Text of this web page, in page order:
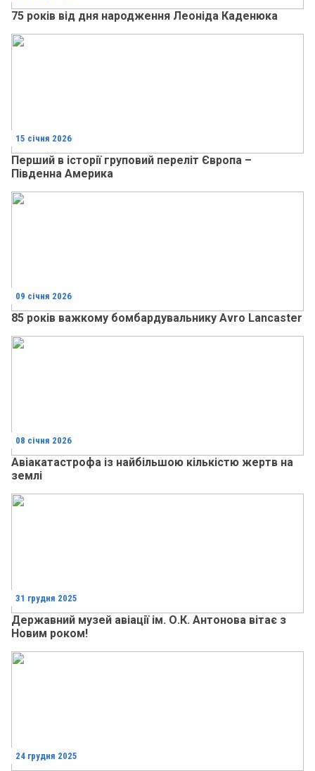
75 років від дня народження Леоніда Каденюка
15 січня 2026
Перший в історії груповий переліт Європа –
Південна Америка
09 січня 2026
85 років важкому бомбардувальнику Avro Lancaster
08 січня 2026
Авіакатастрофа із найбільшою кількістю жертв на
землі
31 грудня 2025
Державний музей авіації ім. О.К. Антонова вітає з
Новим роком!
24 грудня 2025